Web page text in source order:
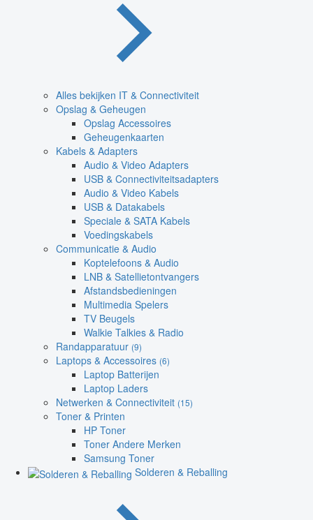
Alles bekijken IT & Connectiviteit
Opslag & Geheugen
Opslag Accessoires
Geheugenkaarten
Kabels & Adapters
Audio & Video Adapters
USB & Connectiviteitsadapters
Audio & Video Kabels
USB & Datakabels
Speciale & SATA Kabels
Voedingskabels
Communicatie & Audio
Koptelefoons & Audio
LNB & Satellietontvangers
Afstandsbedieningen
Multimedia Spelers
TV Beugels
Walkie Talkies & Radio
Randapparatuur (9)
Laptops & Accessoires (6)
Laptop Batterijen
Laptop Laders
Netwerken & Connectiviteit (15)
Toner & Printen
HP Toner
Toner Andere Merken
Samsung Toner
Solderen & Reballing